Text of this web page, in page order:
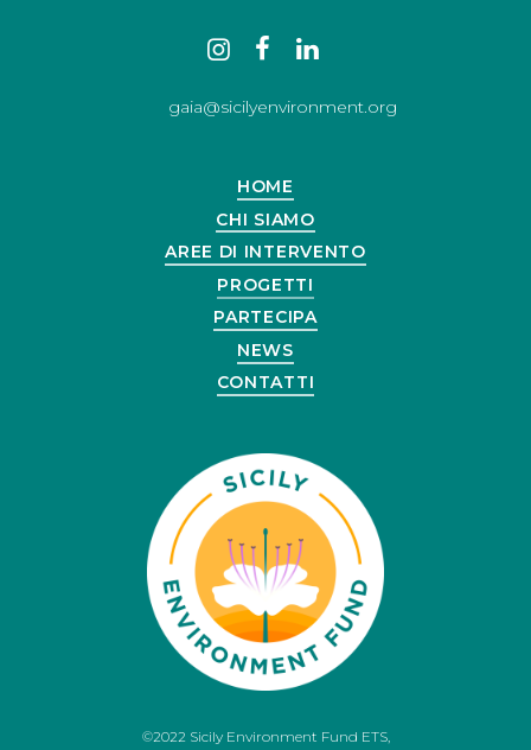
instagram
facebook
gaia@sicilyenvironment.org
HOME
CHI SIAMO
AREE DI INTERVENTO
PROGETTI
PARTECIPA
NEWS
CONTATTI
©2022 Sicily Environment Fund ETS,